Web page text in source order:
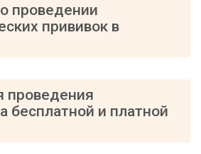
проведении
прививок в
проведения
бесплатной и платной